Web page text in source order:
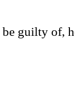
guilty of,